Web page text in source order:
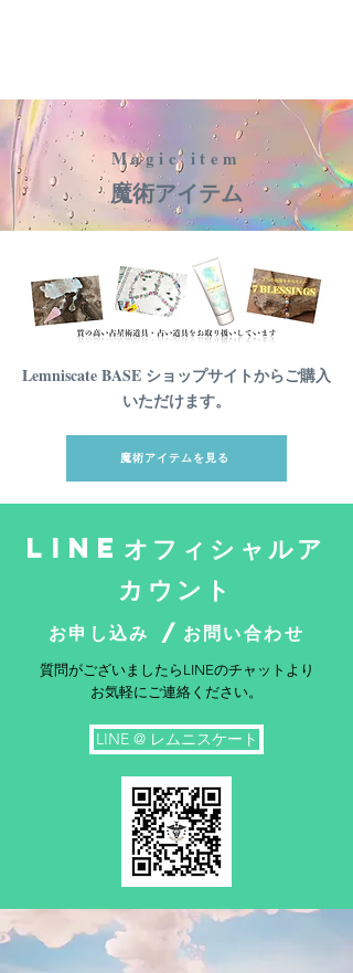
Magic item
魔術アイテム
Lemniscate BASE ショップサイトからご購入
いただけます。
魔術アイテムを見る
LINEオフィシャルア
カウント
お申し込み /お問い合わせ
質問がございましたらLINEのチャットより
お気軽にご連絡ください。
LINE @ レムニスケート